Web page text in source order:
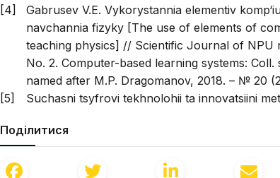
Gabrusev V.E. Vykorystannia elementiv
navchannia fizyky [The use of elements of
teaching physics] // Scientific Journal of NPU
No. 2. Computer-based learning systems:
named after M.P. Dragomanov, 2018. – № 20
Suchasni tsyfrovi tekhnolohii ta innovatsiini
[Modern digital technologies and innovative
prospects. Proceedings of the VII
Conference] (Ternopil, April 8, 2021), 164 p.
Поділитися